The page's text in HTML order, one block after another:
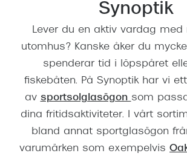
Synoptik
Lever du en aktiv vardag med
utomhus? Kanske åker du
spenderar tid i löpspåret
fiskebåten. På Synoptik har vi
av sportsolglasögon som
dina fritidsaktiviteter. I vårt
bland annat sportglasögon
varumärken som exempelvis